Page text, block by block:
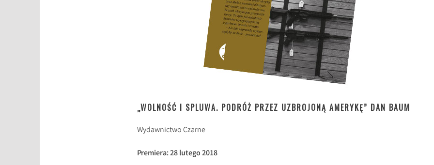
„WOLNOŚĆ I SPLUWA. PODRÓŻ PRZEZ UZBROJONĄ AMERYKĘ” DAN BAUM
Wydawnictwo Czarne
Premiera: 28 lutego 2018